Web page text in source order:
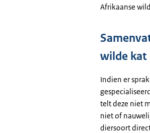
Afrikaanse
wilde kat
Indien er
telt deze niet
niet of
diersoort